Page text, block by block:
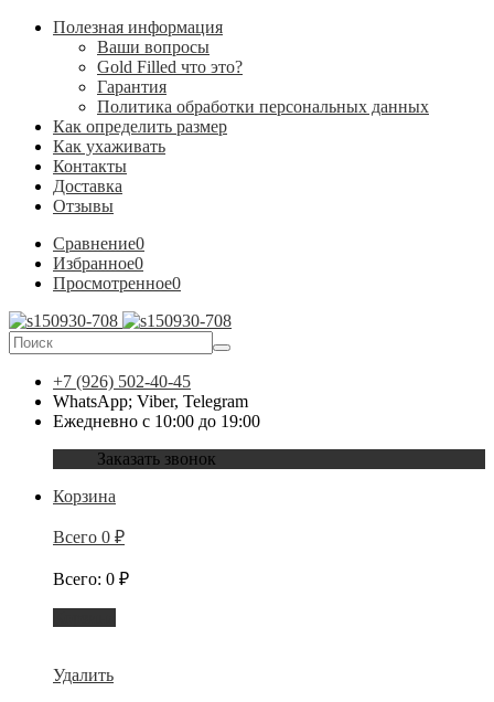
Полезная информация
Ваши вопросы
Gold Filled что это?
Гарантия
Политика обработки персональных данных
Как определить размер
Как ухаживать
Контакты
Доставка
Отзывы
Сравнение0
Избранное0
Просмотренное0
+7 (926) 502-40-45
WhatsApp; Viber, Telegram
Ежедневно с 10:00 до 19:00
Заказать звонок
Корзина
Всего 0 ₽
Всего: 0 ₽
Удалить